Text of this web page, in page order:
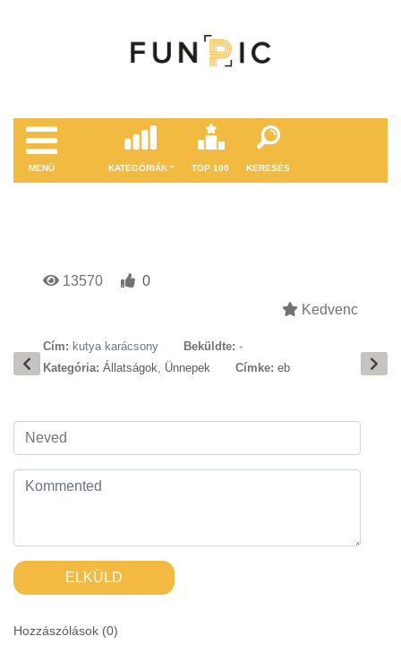
MENÜ KATEGÓRIÁK TOP 100 KERESÉS
13570
0
Kedvenc
Cím: kutya karácsony Beküldte: -
Kategória: Állatságok, Ünnepek Címke: eb
ELKÜLD
Hozzászólások (0)